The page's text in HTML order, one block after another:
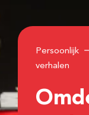
Persoonlijk
verhalen